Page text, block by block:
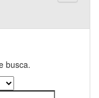
busca.